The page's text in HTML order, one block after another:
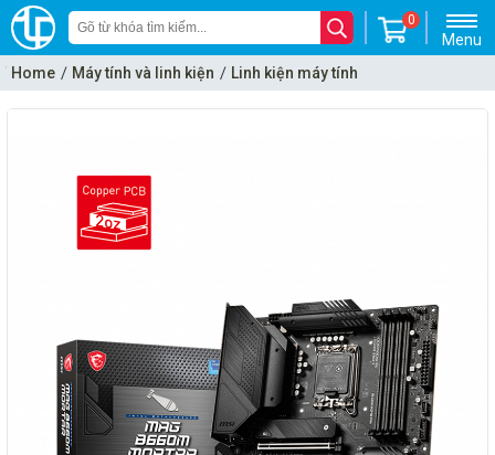
Menu
0
Home Máy tính và linh kiện
Linh kiện máy tính
Mainboard - Bo mạch chủ